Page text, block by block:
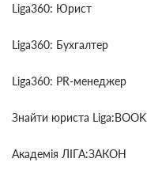
Liga360: Юрист
Liga360: Бухгалтер
Liga360: PR-менеджер
Знайти юриста Liga:BOOK
Академія ЛІГА:ЗАКОН